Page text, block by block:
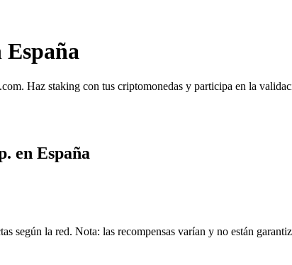
Haz staking con tus criptomonedas y participa en la
en España
según la red. Nota: las recompensas varían y no están